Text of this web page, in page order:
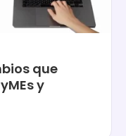
que
y